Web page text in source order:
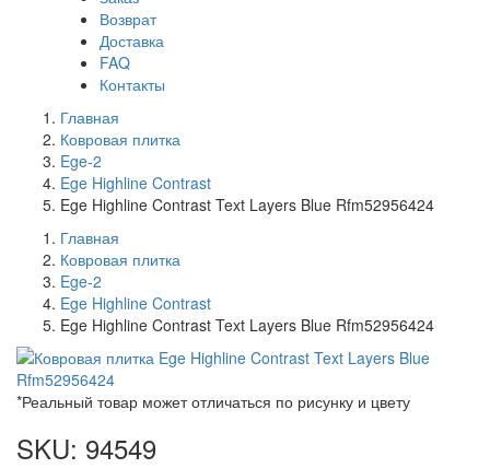
Возврат
Доставка
FAQ
Контакты
Главная
Ковровая плитка
Ege-2
Ege Highline Contrast
Ege Highline Contrast Text Layers Blue Rfm52956424
Главная
Ковровая плитка
Ege-2
Ege Highline Contrast
Ege Highline Contrast Text Layers Blue Rfm52956424
*Реальный товар может отличаться по рисунку и цвету
SKU: 94549